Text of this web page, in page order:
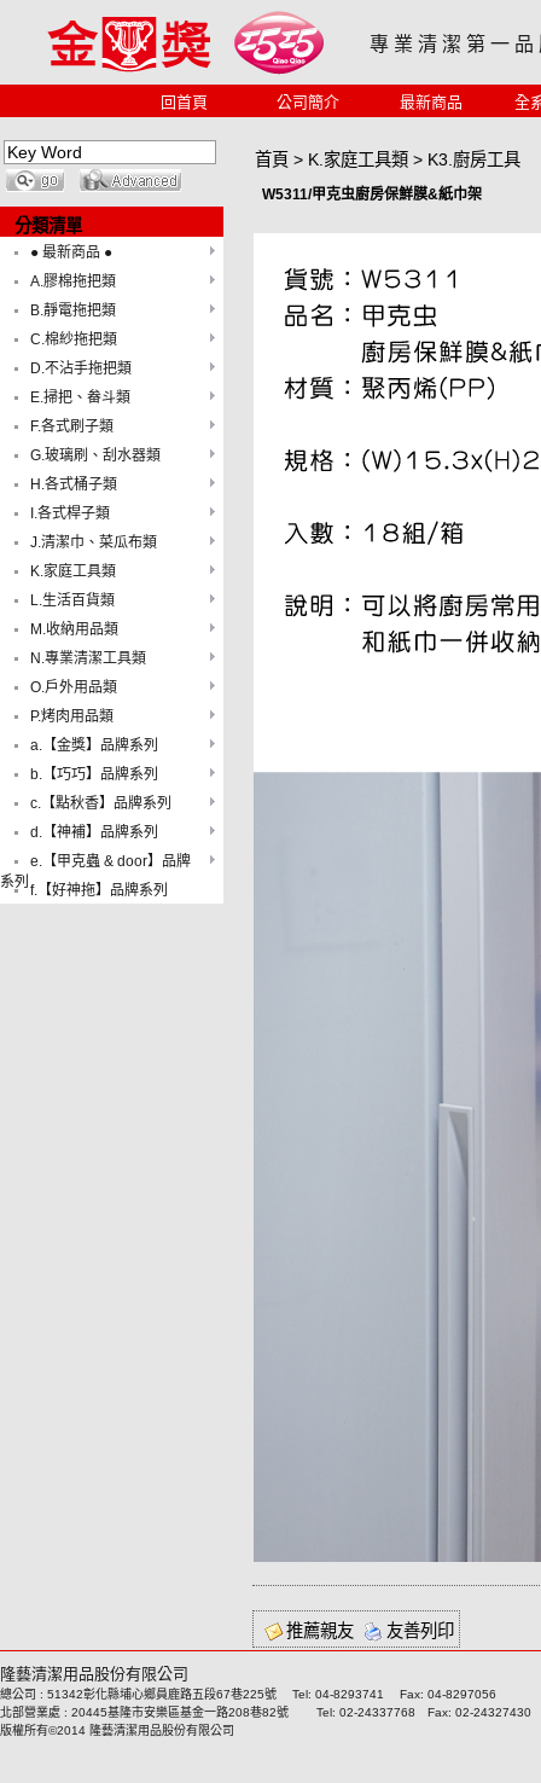
專 業 清 潔 第 一 品
回首頁 公司簡介 最新商品 全
分類清單
● 最新商品 ●
A.膠棉拖把類
B.靜電拖把類
C.棉紗拖把類
D.不沾手拖把類
E.掃把、畚斗類
F.各式刷子類
G.玻璃刷、刮水器類
H.各式桶子類
I.各式桿子類
J.清潔巾、菜瓜布類
K.家庭工具類
L.生活百貨類
M.收納用品類
N.專業清潔工具類
O.戶外用品類
P.烤肉用品類
a.【金獎】品牌系列
b.【巧巧】品牌系列
c.【點秋香】品牌系列
d.【神補】品牌系列
e.【甲克蟲 & door】品牌
系列 f.【好神拖】品牌系列
首頁 > K.家庭工具類 > K3.廚房工具
W5311/甲克虫廚房保鮮膜&紙巾架
推薦親友 友善列印
隆藝清潔用品股份有限公司
總公司 : 51342彰化縣埔心鄉員鹿路五段67巷225號 Tel: 04-8293741 Fax: 04-8297056
北部營業處 : 20445基隆市安樂區基金一路208巷82號 Tel: 02-24337768 Fax: 02-24327430
版權所有©2014 隆藝清潔用品股份有限公司